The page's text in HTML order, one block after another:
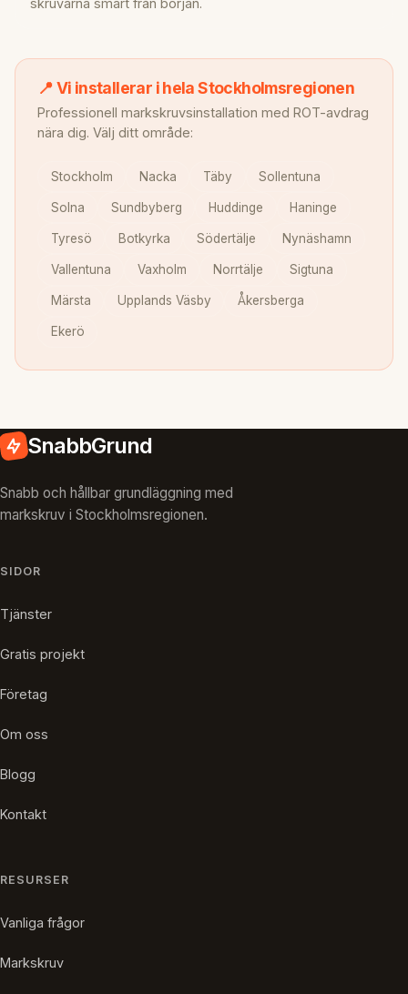
skruvarna smart från början.
📍 Vi installerar i hela Stockholmsregionen
Professionell markskruvsinstallation med ROT-avdrag
nära dig. Välj ditt område:
Stockholm Nacka Täby Sollentuna
Solna Sundbyberg Huddinge Haninge
Tyresö Botkyrka Södertälje Nynäshamn
Vallentuna Vaxholm Norrtälje Sigtuna
Märsta Upplands Väsby Åkersberga
Ekerö
SnabbGrund
Snabb och hållbar grundläggning med
markskruv i Stockholmsregionen.
SIDOR
Tjänster
Gratis projekt
Företag
Om oss
Blogg
Kontakt
RESURSER
Vanliga frågor
Markskruv